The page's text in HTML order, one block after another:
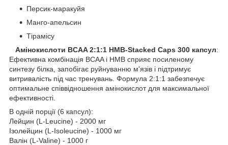
Персик-маракуйя
Манго-апельсин
Тірамісу
Амінокислоти BCAA 2:1:1 HMB-Stacked Caps 300 капсул:
Ефективна комбінація BCAA і HMB сприяє посиленому
синтезу білка, запобігає руйнуванню м'язів і підтримує
витривалість під час тренувань. Формула 2:1:1 забезпечує
оптимальне співвідношення амінокислот для максимальної
ефективності.
В одній порції (6 капсул):
Лейцин (L-Leucine) - 2000 мг
Ізолейцин (L-Isoleucine) - 1000 мг
Валін (L-Valine) - 1000 г